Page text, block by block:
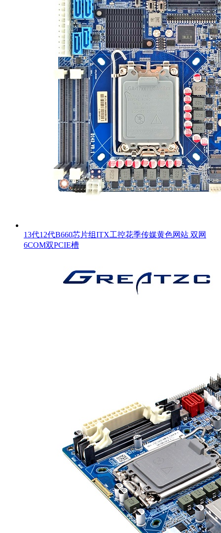
13代12代B660芯片组ITX工控花季传媒黄色网站 双网
6COM双PCIE槽